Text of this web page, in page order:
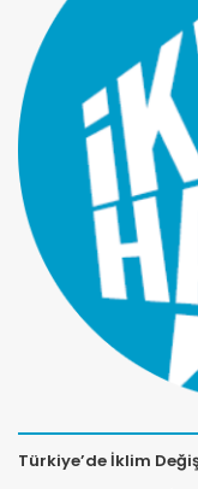
Türkiye’de İklim